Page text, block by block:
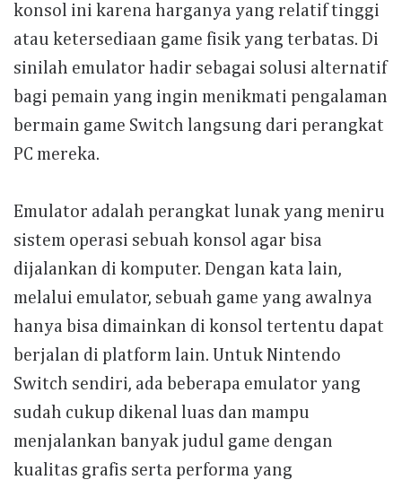
konsol ini karena harganya yang relatif tinggi
atau ketersediaan game fisik yang terbatas. Di
sinilah emulator hadir sebagai solusi alternatif
bagi pemain yang ingin menikmati pengalaman
bermain game Switch langsung dari perangkat
PC mereka.
Emulator adalah perangkat lunak yang meniru
sistem operasi sebuah konsol agar bisa
dijalankan di komputer. Dengan kata lain,
melalui emulator, sebuah game yang awalnya
hanya bisa dimainkan di konsol tertentu dapat
berjalan di platform lain. Untuk Nintendo
Switch sendiri, ada beberapa emulator yang
sudah cukup dikenal luas dan mampu
menjalankan banyak judul game dengan
kualitas grafis serta performa yang